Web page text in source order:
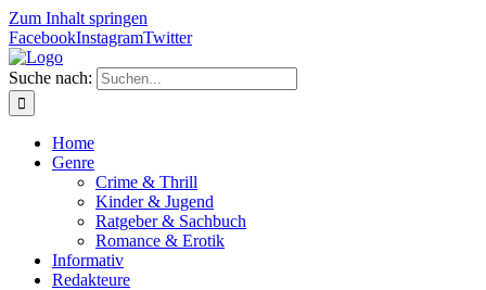
Zum Inhalt springen
FacebookInstagramTwitter
Suche nach:
Home
Genre
Crime & Thrill
Kinder & Jugend
Ratgeber & Sachbuch
Romance & Erotik
Informativ
Redakteure